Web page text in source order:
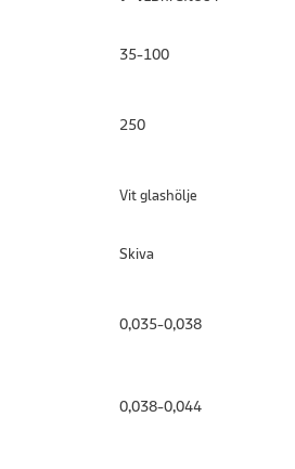
35-100
250
Vit glashölje
Skiva
0,035-0,038
0,038-0,044